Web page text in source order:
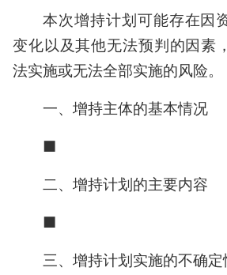
本次增持计划可能存在因
变化以及其他无法预判的因素
法实施或无法全部实施的风险。
一、增持主体的基本情况
■
二、增持计划的主要内容
■
三、增持计划实施的不确定